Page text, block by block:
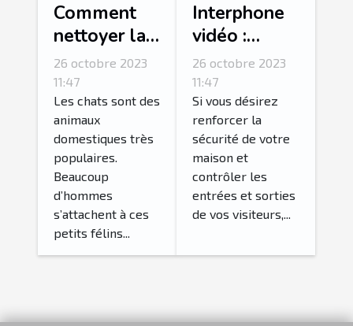
Comment
nettoyer la
litière de
son chat ?
26 octobre 2023
11:47
Les chats sont des
animaux
domestiques très
populaires.
Beaucoup
d’hommes
s’attachent à ces
petits félins...
Interphone
vidéo :
Comment
réussir son
choix ?
26 octobre 2023
11:47
Si vous désirez
renforcer la
sécurité de votre
maison et
contrôler les
entrées et sorties
de vos visiteurs,...